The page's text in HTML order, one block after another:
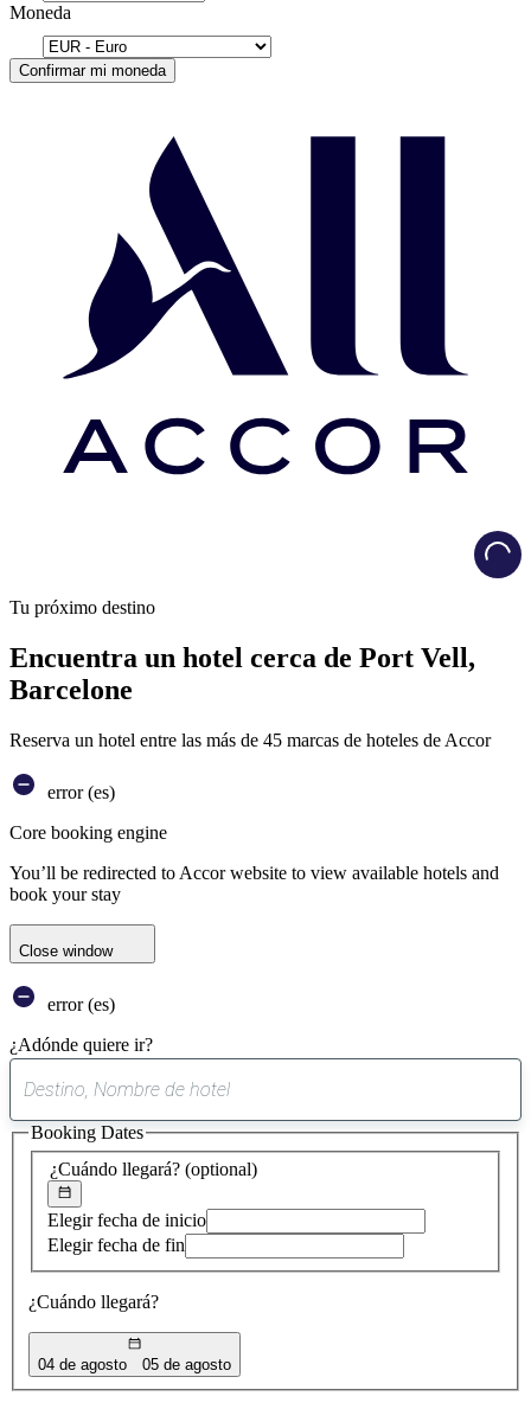
Moneda
Confirmar mi moneda
Tu próximo destino
Encuentra un hotel cerca de Port Vell,
Barcelone
Reserva un hotel entre las más de 45 marcas de hoteles de Accor
error (es)
Core booking engine
You’ll be redirected to Accor website to view available hotels and
book your stay
Close window
error (es)
¿Adónde quiere ir?
sugerencia
encontrada
¿Cuándo llegará? (optional)
Elegir fecha de inicio
Elegir fecha de fin
¿Cuándo llegará?
04 de agosto 05 de agosto
Booking Dates